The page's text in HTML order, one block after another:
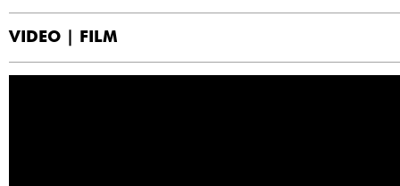
VIDEO | FILM